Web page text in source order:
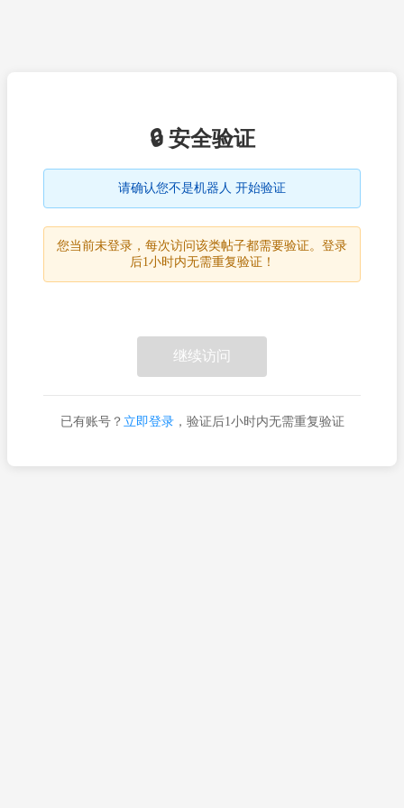
🔒 安全验证
请确认您不是机器人 开始验证
您当前未登录，每次访问该类帖子都需要验证。登录
后1小时内无需重复验证！
继续访问
已有账号？ 立即登录，验证后1小时内无需重复验证